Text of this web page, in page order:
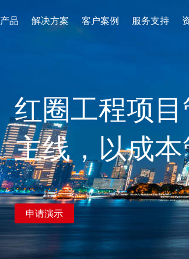
产品 解决方案 客户案例 服务支持
红圈工程项
主线，以成
申请演示